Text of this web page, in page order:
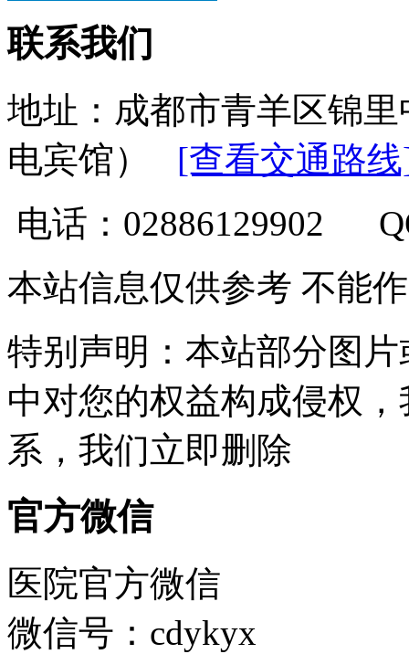
联系我们
地址：成都市青羊区锦
电宾馆） [查看交通路
电话：02886129902
本站信息仅供参考 不能
特别声明：本站部分图
中对您的权益构成侵权
系，我们立即删除
官方微信
医院官方微信
微信号：cdykyx